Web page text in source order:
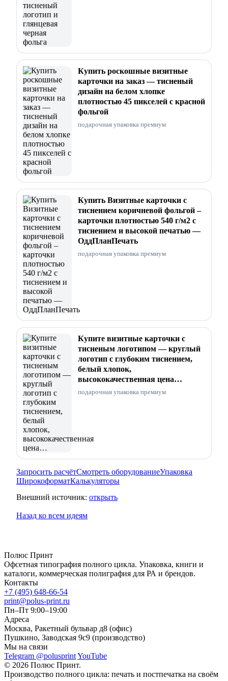
Купить роскошные визитные
карточки на заказ — тисненый
дизайн на белом хлопке
плотностью 45 пикселей с красной
фольгой
подарочная упаковка премиум
Купить Визитные карточки с
тиснением коричневой фольгой –
карточки плотностью 540 г/м2 с
тиснением и высокой печатью —
ОддПланПечать
подарочная упаковка премиум
Купите визитные карточки с
тисненым логотипом — круглый
логотип с глубоким тиснением,
белый хлопок,
высококачественная цена…
подарочная упаковка премиум
Запросить расчётСмотреть оборудованиеУпаковка
ШирокоформатКалькуляторы
Внешний источник: открыть
Назад ко всем идеям
Полюс Принт
Офсетная типография полного цикла. Упаковка, книги и
каталоги, коммерческая полиграфия для РА и брендов.
Контакты
+7 (495) 648-66-54
print@polus-print.ru
Пн–Пт 9:00–19:00
Адреса
Москва, Ракетный бульвар д8 (офис)
Пушкино, Заводская 9с9 (производство)
Мы на связи
Telegram @polusprintYouTube
© 2026 Полюс Принт.
Производство полного цикла: печать и постпечатка на своём